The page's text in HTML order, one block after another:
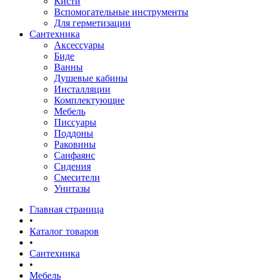
Вспомогательные инструменты
Для герметизации
Сантехника
Аксессуары
Биде
Ванны
Душевые кабины
Инсталляции
Комплектующие
Мебель
Писсуары
Поддоны
Раковины
Санфаянс
Сидения
Смесители
Унитазы
Главная страница
•
Каталог товаров
•
Сантехника
•
Мебель